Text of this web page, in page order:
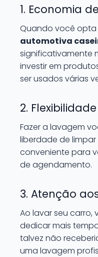
1. Economia
Quando você opta
automotiva
significativamente
investir em
ser usados várias
2. Flexibilidade
Fazer a lavagem
liberdade de
conveniente para
de agendamento.
3. Atenção
Ao lavar seu
dedicar mais
talvez não
uma lavagem